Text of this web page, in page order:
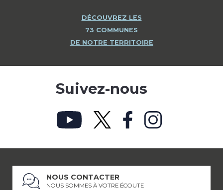
DÉCOUVREZ LES
73 COMMUNES
DE NOTRE TERRITOIRE
Suivez-nous
NOUS CONTACTER
NOUS SOMMES À VOTRE ÉCOUTE